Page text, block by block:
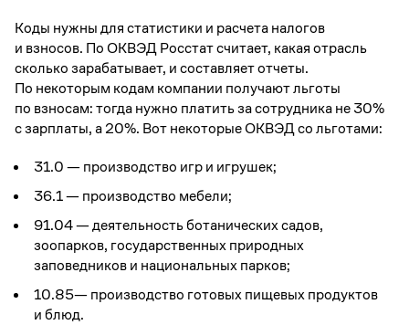
Коды нужны для статистики и расчета налогов
и взносов. По ОКВЭД Росстат считает, какая отрасль
сколько зарабатывает, и составляет отчеты.
По некоторым кодам компании получают льготы
по взносам: тогда нужно платить за сотрудника не 30%
с зарплаты, а 20%. Вот некоторые ОКВЭД со льготами:
31.0 — производство игр и игрушек;
36.1 — производство мебели;
91.04 — деятельность ботанических садов,
зоопарков, государственных природных
заповедников и национальных парков;
10.85— производство готовых пищевых продуктов
и блюд.